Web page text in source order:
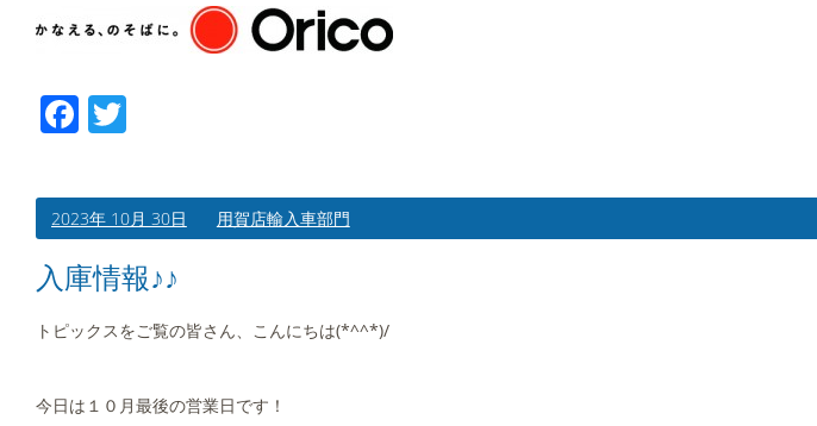
Facebook
2023年 10月 30日 用賀店輸入車部門
入庫情報♪♪
トピックスをご覧の皆さん、こんにちは(*^^*)/
今日は１０月最後の営業日です！